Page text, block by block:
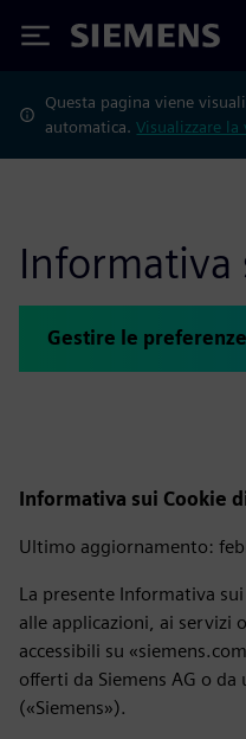
Siemens
Questa pagina viene
automatica.Visualizzare la
Informativa
Gestire le preferenze
Informativa sui Cookie
Ultimo aggiornamento:
La presente Informativa
alle applicazioni, ai servizi
accessibili su
offerti da Siemens AG o da
(«Siemens»).